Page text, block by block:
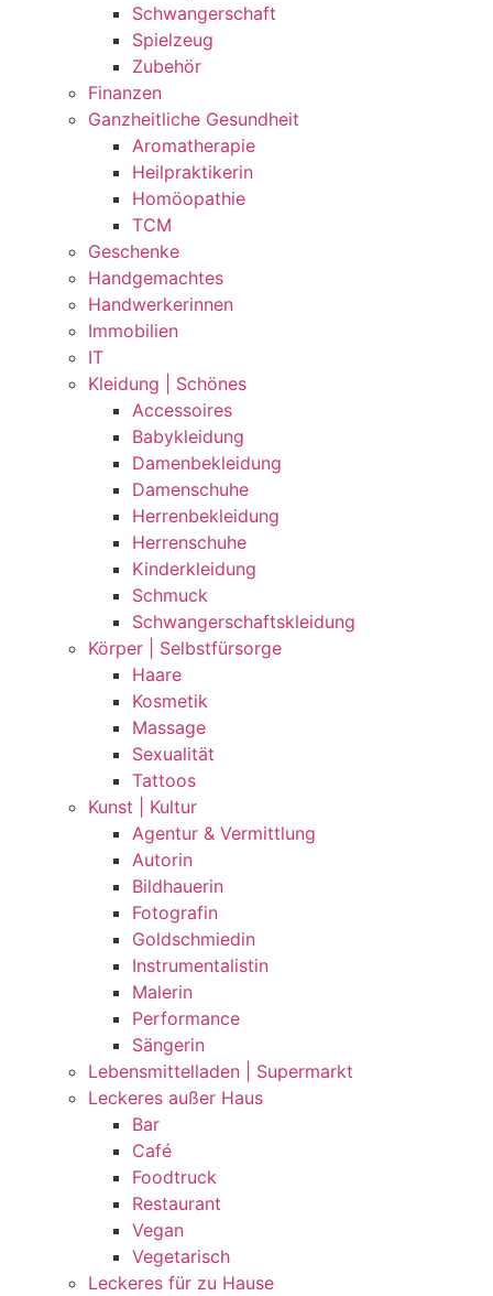
Schwangerschaft
Spielzeug
Zubehör
Finanzen
Ganzheitliche Gesundheit
Aromatherapie
Heilpraktikerin
Homöopathie
TCM
Geschenke
Handgemachtes
Handwerkerinnen
Immobilien
IT
Kleidung | Schönes
Accessoires
Babykleidung
Damenbekleidung
Damenschuhe
Herrenbekleidung
Herrenschuhe
Kinderkleidung
Schmuck
Schwangerschaftskleidung
Körper | Selbstfürsorge
Haare
Kosmetik
Massage
Sexualität
Tattoos
Kunst | Kultur
Agentur & Vermittlung
Autorin
Bildhauerin
Fotografin
Goldschmiedin
Instrumentalistin
Malerin
Performance
Sängerin
Lebensmittelladen | Supermarkt
Leckeres außer Haus
Bar
Café
Foodtruck
Restaurant
Vegan
Vegetarisch
Leckeres für zu Hause